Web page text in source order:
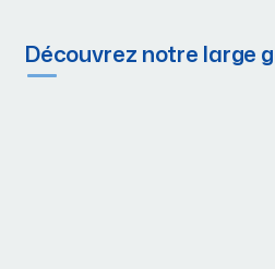
Découvrez notre large